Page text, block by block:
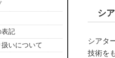
シ
シアタ
技術を
表記
いについて